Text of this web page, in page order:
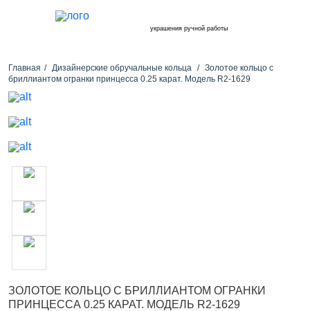
украшения ручной работы
Главная Дизайнерские обручальные кольца
Золотое кольцо с
бриллиантом огранки принцесса 0.25 карат. Модель R2-1629
ЗОЛОТОЕ КОЛЬЦО С БРИЛЛИАНТОМ ОГРАНКИ
ПРИНЦЕССА 0.25 КАРАТ. МОДЕЛЬ R2-1629